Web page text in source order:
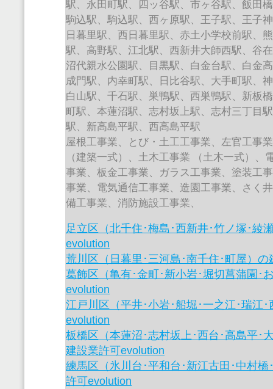
駅、永田町駅、四ッ谷駅、市ヶ谷駅、飯田
駒込駅、駒込駅、西ヶ原駅、王子駅、王子
日暮里駅、西日暮里駅、赤土小学校前駅、
駅、高野駅、江北駅、西新井大師西駅、谷
沼代親水公園駅、目黒駅、白金台駅、白金
成門駅、内幸町駅、日比谷駅、大手町駅、
白山駅、千石駅、巣鴨駅、西巣鴨駅、新板
町駅、本蓮沼駅、志村坂上駅、志村三丁目
駅、新高島平駅、西高島平駅
屋根工事業、とび・土工工事業、左官工
（建築一式）、土木工事業 （土木一式）
事業、板金工事業、ガラス工事業、塗装工
事業、電気通信工事業、造園工事業、さく
備工事業、消防施設工事業、
足立区（北千住･梅島･西新井･竹ノ塚･綾
evolution
荒川区（日暮里･三河島･南千住･町屋）
葛飾区（亀有･金町･新小岩･堀切菖蒲園･
evolution
江戸川区（平井･小岩･船堀･一之江･瑞江
evolution
板橋区（本蓮沼･志村坂上･西台･高島平･
建設業許可evolution
練馬区（氷川台･平和台･新江古田･中村
許可evolution